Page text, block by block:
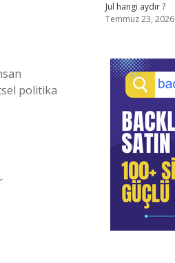
politika
Jul hangi aydır ?
Temmuz 23, 2026